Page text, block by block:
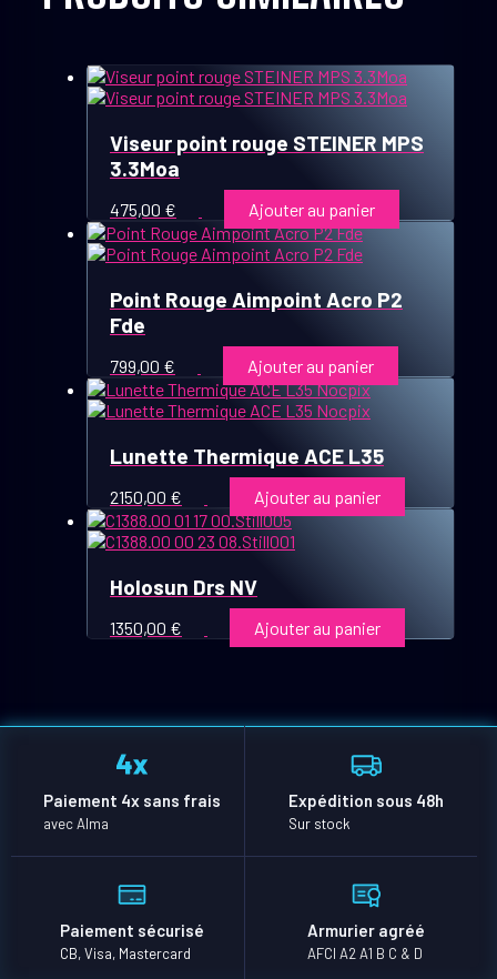
Viseur point rouge STEINER MPS
3.3Moa
475,00 € Ajouter au panier
Point Rouge Aimpoint Acro P2
Fde
799,00 € Ajouter au panier
Lunette Thermique ACE L35
2150,00 € Ajouter au panier
Holosun Drs NV
1350,00 € Ajouter au panier
Paiement 4x sans frais
avec Alma
Expédition sous 48h
Sur stock
Paiement sécurisé
CB, Visa, Mastercard
Armurier agréé
AFCI A2 A1 B C & D